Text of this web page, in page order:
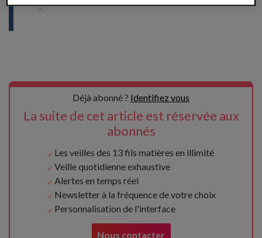
à...
Déjà abonné ? Identifiez vous
La suite de cet article est réservée aux
abonnés
Les veilles des 13 fils matières en illimité
Veille quotidienne exhaustive
Alertes en temps réel
Newsletter à la fréquence de votre choix
Personnalisation de l'interface
Nous contacter